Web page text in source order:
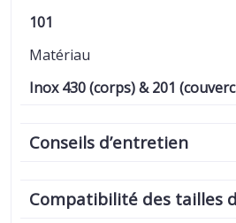
101
Matériau
Inox 430 (corps) & 201
Conseils d’entretien
Compatibilité des tailles